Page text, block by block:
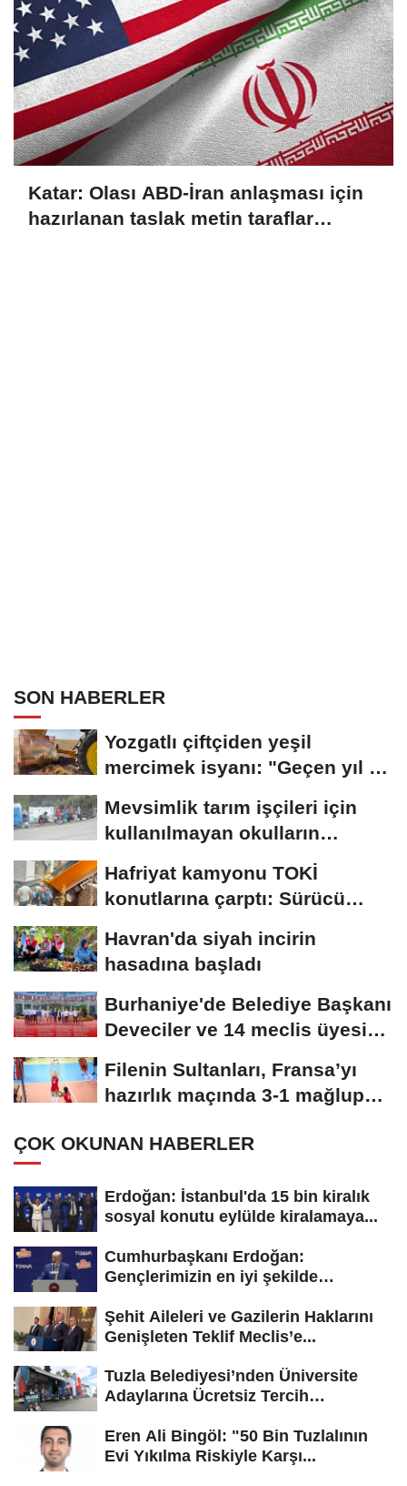
Katar: Olası ABD-İran anlaşması için
hazırlanan taslak metin taraflar
SON HABERLER
Yozgatlı çiftçiden yeşil
mercimek isyanı: "Geçen yıl 45
Mevsimlik tarım işçileri için
kullanılmayan okulların
Hafriyat kamyonu TOKİ
konutlarına çarptı: Sürücü
Havran'da siyah incirin
hasadına başladı
Burhaniye'de Belediye Başkanı
Deveciler ve 14 meclis üyesi
Filenin Sultanları, Fransa’yı
hazırlık maçında 3-1 mağlup
ÇOK OKUNAN HABERLER
Erdoğan: İstanbul'da 15 bin kiralık
sosyal konutu eylülde kiralamaya...
Cumhurbaşkanı Erdoğan:
Gençlerimizin en iyi şekilde
Şehit Aileleri ve Gazilerin Haklarını
Genişleten Teklif Meclis’e...
Tuzla Belediyesi’nden Üniversite
Adaylarına Ücretsiz Tercih
Eren Ali Bingöl: "50 Bin Tuzlalının
Evi Yıkılma Riskiyle Karşı...